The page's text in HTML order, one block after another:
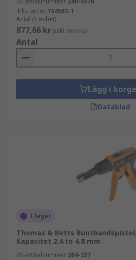
Tillv. art.nr 734587-1
Antal (1 enhet)
877,66 kr(exkl. moms)
Antal
Lägg i
Datablad
I lager
Thomas & Betts
Kapacitet 2.4 to 4.8 mm
RS-artikelnummer 384-327